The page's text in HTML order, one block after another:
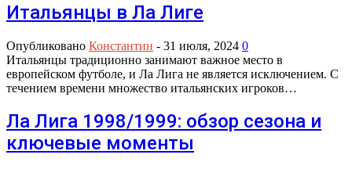
Итальянцы в Ла Лиге
Опубликовано Константин - 31 июля, 2024 0
Итальянцы традиционно занимают важное место в
европейском футболе, и Ла Лига не является исключением. С
течением времени множество итальянских игроков…
Ла Лига 1998/1999: обзор сезона и
ключевые моменты